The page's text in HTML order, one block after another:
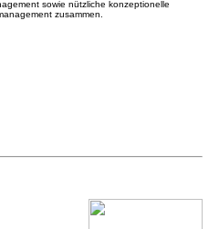
sowie nützliche konzeptionelle
zusammen.